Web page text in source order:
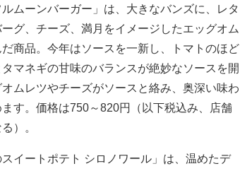
ルムーンバーガー」は、大きなバンズに、レタ
グ、チーズ、満月をイメージしたエッグオム
だ商品。今年はソースを一新し、トマトのほど
マネギの甘味のバランスが絶妙なソースを開
ムレツやチーズがソースと絡み、奥深い味わ
す。価格は750～820円（以下税込み、店舗
）。
スイートポテト シロノワール」は、温めたデ